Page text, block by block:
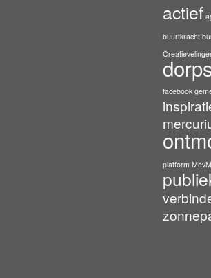
actief
buurtkracht
facebook
platform MevM